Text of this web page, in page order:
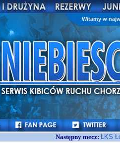
Witamy w
Następny mecz: ŁKS